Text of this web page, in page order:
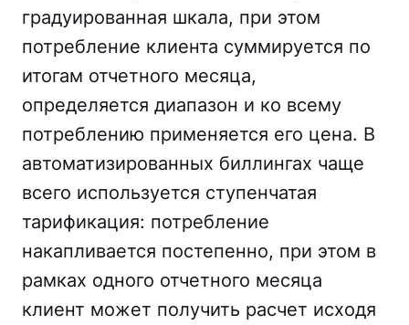
градуированная шкала, при этом
потребление клиента суммируется по
итогам отчетного месяца,
определяется диапазон и ко всему
потреблению применяется его цена. В
автоматизированных биллингах чаще
всего используется ступенчатая
тарификация: потребление
накапливается постепенно, при этом в
рамках одного отчетного месяца
клиент может получить расчет исходя